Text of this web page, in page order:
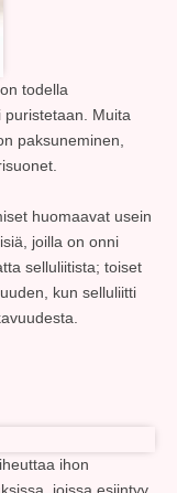
todella
Muita
paksuneminen,
huomaavat usein
joilla on onni
selluliitista; toiset
kun selluliitti
ihon